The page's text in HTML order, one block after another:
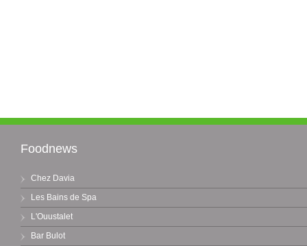
Foodnews
Chez Davia
Les Bains de Spa
L'Ouustalet
Bar Bulot